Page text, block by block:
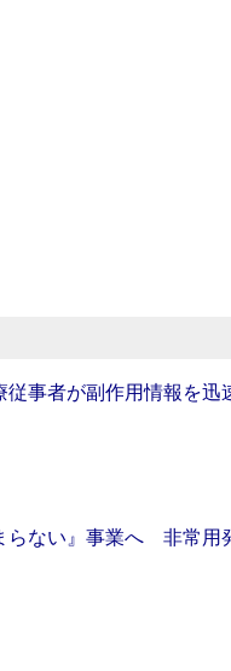
従事者が副作用情報を迅
らない』事業へ 非常用